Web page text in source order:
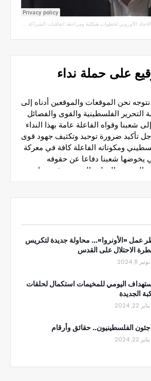
الأوروبي لخطوات هيكلية ومراجعة اتفاقيات الشراكة مع سلطة الاحتلال
عمل «الأونروا»... محاولة جديدة لتكريس
الاحتلال على القدس
نونبر 11, 2024
اليومي للمخيمات استكمال لحلقات
الجديدة
يناير 22, 2024
الفلسطينيون.. حقائق وأرقام
يناير 22, 2024